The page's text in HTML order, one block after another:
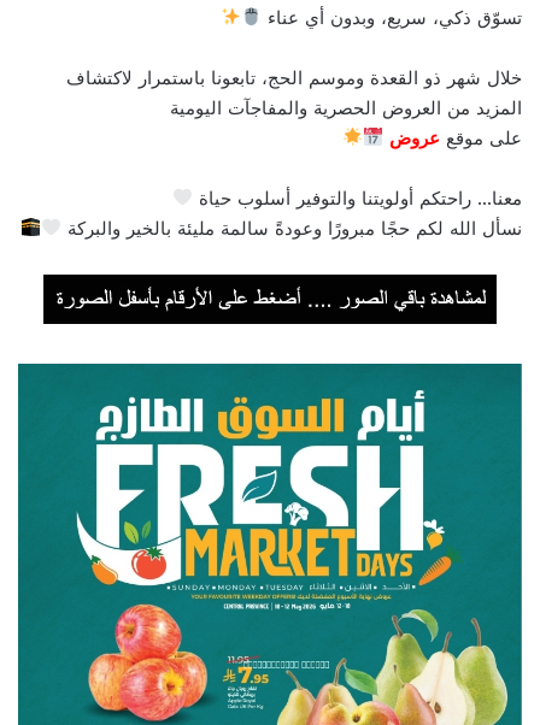
تسوّق ذكي، سريع، وبدون أي عناء
خلال شهر ذو القعدة وموسم الحج، تابعونا باستمرار لاكتشاف
المزيد من العروض الحصرية والمفاجآت اليومية
على موقع عروض
معنا… راحتكم أولويتنا والتوفير أسلوب حياة
نسأل الله لكم حجًا مبرورًا وعودةً سالمة مليئة بالخير والبركة